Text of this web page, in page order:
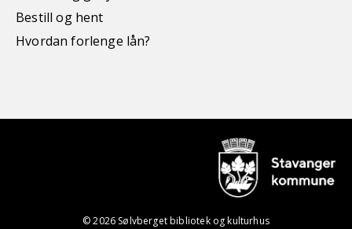
Bestill og hent
Hvordan forlenge lån?
© 2026 Sølvberget bibliotek og kulturhus